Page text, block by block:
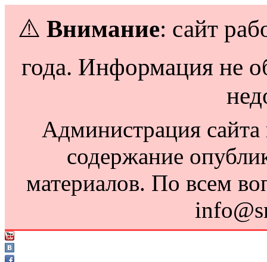
⚠️ Внимание: сайт
года. Информация не
Администрация сайта
содержание
материалов. По всем